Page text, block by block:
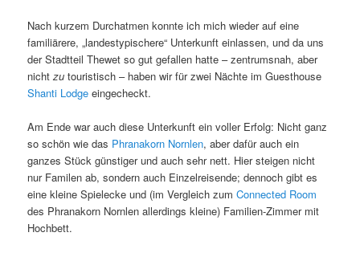
Nach kurzem Durchatmen konnte ich mich wieder auf eine
familiärere, „landestypischere“ Unterkunft einlassen, und da uns
der Stadtteil Thewet so gut gefallen hatte – zentrumsnah, aber
nichtzu touristisch – haben wir für zwei Nächte im Guesthouse
Shanti Lodge eingecheckt.
Am Ende war auch diese Unterkunft ein voller Erfolg: Nicht ganz
so schön wie das Phranakorn Nornlen, aber dafür auch ein
ganzes Stück günstiger und auch sehr nett. Hier steigen nicht
nur Familen ab, sondern auch Einzelreisende; dennoch gibt es
eine kleine Spielecke und (im Vergleich zumConnected Room
des Phranakorn Nornlen allerdings kleine) Familien-Zimmer mit
Hochbett.